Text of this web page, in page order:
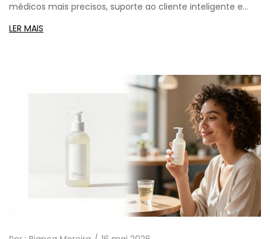
médicos mais precisos, suporte ao cliente inteligente e
uma compreensão contextual próxima à humana.
LER MAIS